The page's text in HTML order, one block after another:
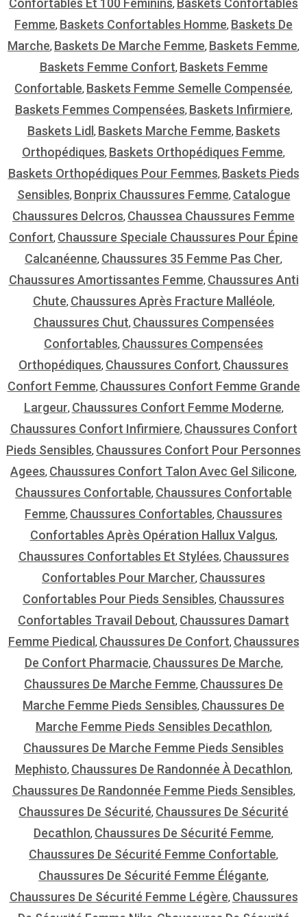
Confortables Et 100 Féminins, Baskets Confortables
Femme, Baskets Confortables Homme, Baskets De
Marche, Baskets De Marche Femme, Baskets Femme,
Baskets Femme Confort, Baskets Femme
Confortable, Baskets Femme Semelle Compensée,
Baskets Femmes Compensées, Baskets Infirmiere,
Baskets Lidl , Baskets Marche Femme, Baskets
Orthopédiques, Baskets Orthopédiques Femme,
Baskets Orthopédiques Pour Femmes, Baskets Pieds
Sensibles, Bonprix Chaussures Femme, Catalogue
Chaussures Delcros, Chaussea Chaussures Femme
Confort, Chaussure Speciale Chaussures Pour Épine
Calcanéenne, Chaussures 35 Femme Pas Cher,
Chaussures Amortissantes Femme, Chaussures Anti
Chute, Chaussures Après Fracture Malléole,
Chaussures Chut, Chaussures Compensées
Confortables, Chaussures Compensées
Orthopédiques, Chaussures Confort, Chaussures
Confort Femme, Chaussures Confort Femme Grande
Largeur, Chaussures Confort Femme Moderne,
Chaussures Confort Infirmiere, Chaussures Confort
Pieds Sensibles, Chaussures Confort Pour Personnes
Agees, Chaussures Confort Talon Avec Gel Silicone,
Chaussures Confortable, Chaussures Confortable
Femme, Chaussures Confortables, Chaussures
Confortables Après Opération Hallux Valgus,
Chaussures Confortables Et Stylées, Chaussures
Confortables Pour Marcher, Chaussures
Confortables Pour Pieds Sensibles, Chaussures
Confortables Travail Debout, Chaussures Damart
Femme Piedical , Chaussures De Confort, Chaussures
De Confort Pharmacie, Chaussures De Marche,
Chaussures De Marche Femme, Chaussures De
Marche Femme Pieds Sensibles, Chaussures De
Marche Femme Pieds Sensibles Decathlon,
Chaussures De Marche Femme Pieds Sensibles
Mephisto, Chaussures De Randonnée À Decathlon,
Chaussures De Randonnée Femme Pieds Sensibles,
Chaussures De Sécurité, Chaussures De Sécurité
Decathlon, Chaussures De Sécurité Femme,
Chaussures De Sécurité Femme Confortable,
Chaussures De Sécurité Femme Élégante,
Chaussures De Sécurité Femme Légère, Chaussures